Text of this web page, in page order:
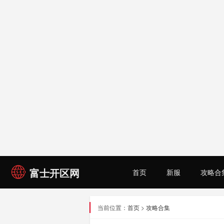
富士开区网 首页 新服 攻略合
当前位置： 首页 > 攻略合集